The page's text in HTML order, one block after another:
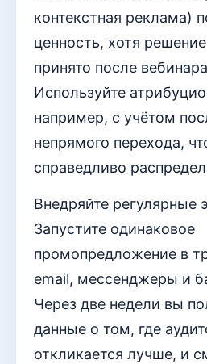
контекстная реклама)
ценность, хотя
принято после
Используйте
например, с учётом
непрямого перехода,
справедливо
Внедряйте регулярные
Запустите одинаковое
промопредложение в
email, мессенджеры и
Через две недели вы
данные о том, где
откликается лучше, и